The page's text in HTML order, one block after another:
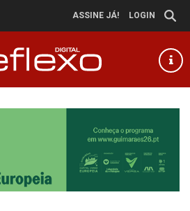
ASSINE JÁ! LOGIN